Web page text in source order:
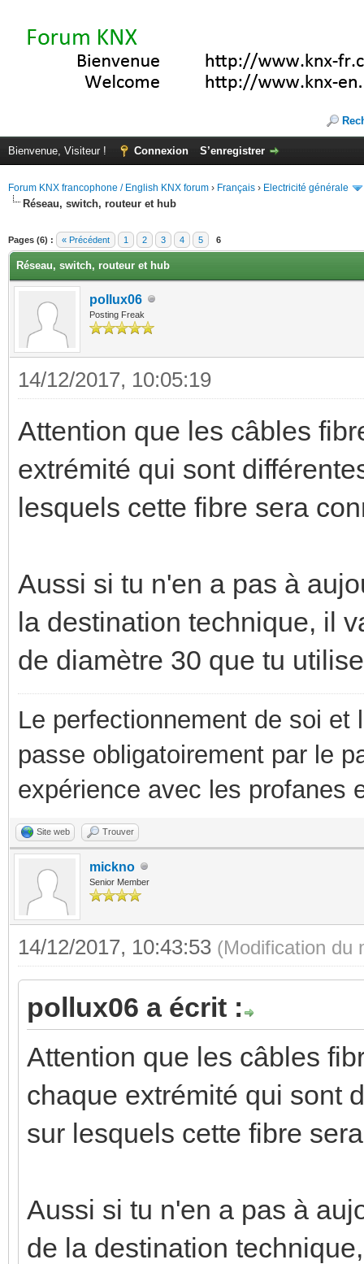
Bienvenue, Visiteur ! Connexion S’enregistrer
Forum KNX francophone / English KNX forum › Français › Electricité générale
Réseau, switch, routeur et hub
Pages (6) : « Précédent 1 2 3 4 5 6
Réseau, switch, routeur et hub
pollux06
Posting Freak
14/12/2017, 10:05:19
Attention que les câbles
extrémité qui sont
lesquels cette fibre sera
Aussi si tu n'en a pas à
la destination technique, il
de diamètre 30 que tu
Le perfectionnement de soi
passe obligatoirement par le
expérience avec les profanes
Site web Trouver
mickno
Senior Member
14/12/2017, 10:43:53 (Modification du
pollux06 a écrit :
Attention que les câbles
chaque extrémité qui sont
sur lesquels cette fibre
Aussi si tu n'en a pas à
de la destination